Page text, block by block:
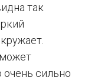
так
очень сильно